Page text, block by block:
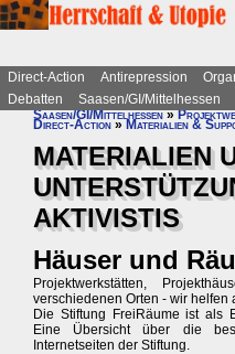
Direct-Action Antirepression
Debatten
Saasen/GI/Mittelhessen
Saasen/GI/Mittelhessen»
Direct-Action » Materialien &
MATERIALIEN
AKTIVISTIS
Häuser und
Projektwerkstätten,
verschiedenen Orten - wir
Die Stiftung FreiRäume ist als
Eine Übersicht über die
Internetseiten der Stiftung.